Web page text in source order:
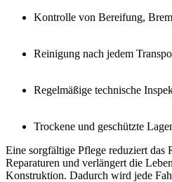
Kontrolle von Bereifung,
Reinigung nach jedem
Regelmäßige technische
Trockene und geschützte
Eine sorgfältige Pflege reduziert das
Reparaturen und verlängert die
Konstruktion. Dadurch wird jede